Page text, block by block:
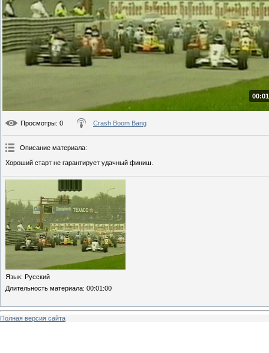
Просмотры: 0 Crash Boom Bang
Описание материала:
Хороший старт не гарантирует удачный финиш.
Язык: Русский
Длительность материала: 00:01:00
Полная версия сайта